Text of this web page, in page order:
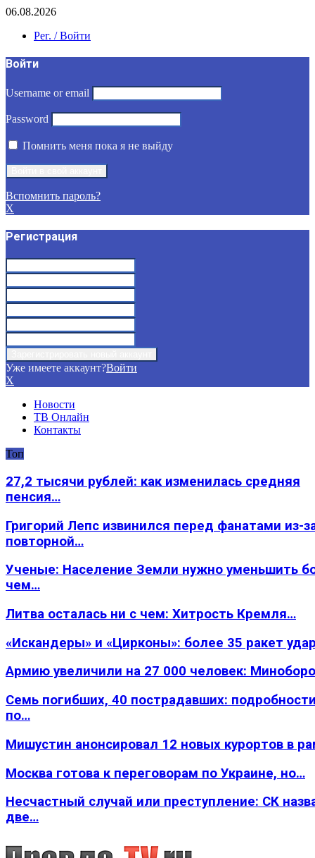
06.08.2026
Рег. / Войти
Войти
Username or email
Password
Помнить меня пока я не выйду
Вспомнить пароль?
X
Регистрация
Уже имеете аккаунт?Войти
X
Новости
ТВ Онлайн
Контакты
Топ
27,2 тысячи рублей: как изменилась средняя
пенсия…
Григорий Лепс извинился перед фанатами из-
повторной…
Ученые: Население Земли нужно уменьшить
чем…
Литва осталась ни с чем: Хитрость Кремля…
«Искандеры» и «Цирконы»: более 35 ракет
Армию увеличили на 27 000 человек:
Семь погибших, 40 пострадавших:
по…
Мишустин анонсировал 12 новых курортов в
Москва готова к переговорам по Украине, но…
Несчастный случай или преступление: СК
две…